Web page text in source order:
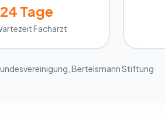
24 Tage
Facharzt
Bertelsmann Stiftung